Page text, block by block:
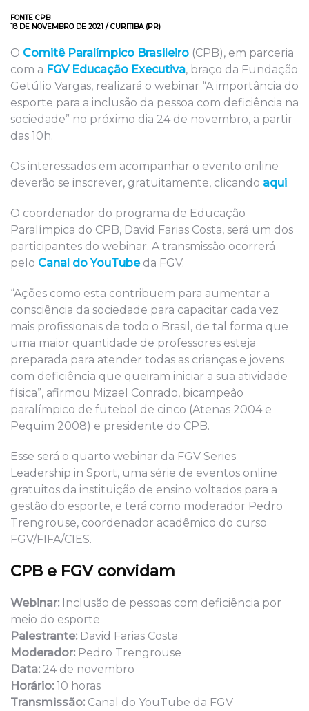
FONTE CPB
18 DE NOVEMBRO DE 2021 / CURITIBA (PR)
O Comitê Paralímpico Brasileiro (CPB), em parceria
com a FGV Educação Executiva, braço da Fundação
Getúlio Vargas, realizará o webinar “A importância do
esporte para a inclusão da pessoa com deficiência na
sociedade” no próximo dia 24 de novembro, a partir
das 10h.
Os interessados em acompanhar o evento online
deverão se inscrever, gratuitamente, clicando aqui.
O coordenador do programa de Educação
Paralímpica do CPB, David Farias Costa, será um dos
participantes do webinar. A transmissão ocorrerá
pelo Canal do YouTubeda FGV.
“Ações como esta contribuem para aumentar a
consciência da sociedade para capacitar cada vez
mais profissionais de todo o Brasil, de tal forma que
uma maior quantidade de professores esteja
preparada para atender todas as crianças e jovens
com deficiência que queiram iniciar a sua atividade
física”, afirmou Mizael Conrado, bicampeão
paralímpico de futebol de cinco (Atenas 2004 e
Pequim 2008) e presidente do CPB.
Esse será o quarto webinar da FGV Series
Leadership in Sport, uma série de eventos online
gratuitos da instituição de ensino voltados para a
gestão do esporte, e terá como moderador Pedro
Trengrouse, coordenador acadêmico do curso
FGV/FIFA/CIES.
CPB e FGV convidam
Webinar: Inclusão de pessoas com deficiência por
meio do esporte
Palestrante: David Farias Costa
Moderador: Pedro Trengrouse
Data: 24 de novembro
Horário: 10 horas
Transmissão: Canal do YouTube da FGV